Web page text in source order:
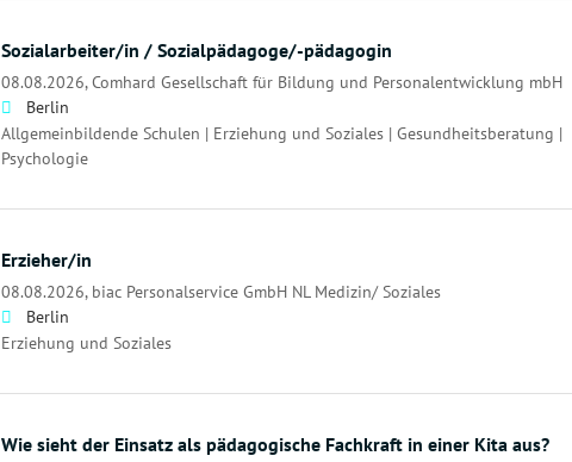
Sozialarbeiter/in / Sozialpädagoge/-pädagogin
08.08.2026,Comhard Gesellschaft für Bildung und Personalentwicklung mbH
Berlin
Allgemeinbildende Schulen | Erziehung und Soziales | Gesundheitsberatung |
Psychologie
Erzieher/in
08.08.2026, biac Personalservice GmbH NL Medizin/ Soziales
Berlin
Erziehung und Soziales
Wie sieht der Einsatz als pädagogische Fachkraft in einer Kita aus?